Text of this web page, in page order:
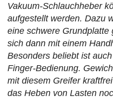
Vakuum-Schlauchheber
aufgestellt werden. Dazu
eine schwere Grundplatte
sich dann mit einem
Besonders beliebt ist
Finger-Bedienung.
mit diesem Greifer
das Heben von Lasten